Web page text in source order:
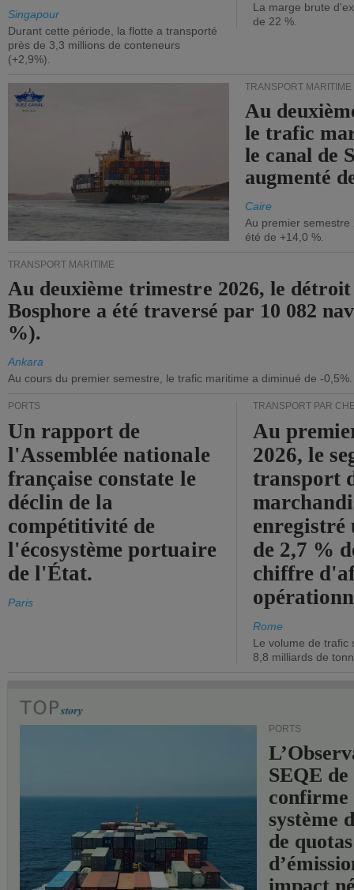
Singapour
Durant cette période, la flotte a transporté
près de 3,3 millions de conteneurs
(+2,9%).
La marge brute
de 22 %.
TRANSPORT MARITIME
Au
le trafic
le canal de
augmenté
Caire
Au premier
été de +14,0 %.
TRANSPORT MARITIME
Au deuxième trimestre 2026, le
Bosphore a été traversé par 10 082
%).
Ankara
Au cours du premier semestre, le trafic maritime a diminué de -0,5%.
PORTS
Un rapport de
l'Assemblée nationale
française constate le
déclin de la
compétitivité de
l'écosystème portuaire
de l'État.
Paris
TRANSPORT PAR
Au
2026, le
transport
enregistré
de 2,7 %
chiffre
Rome
Le volume de trafic
8,8 milliards de
PORTS
SEQE de
confirme
système
de quotas